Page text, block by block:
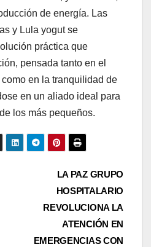
de energía. Las
y Lula yogut se
práctica que
pensada tanto en el
en la tranquilidad de
en un aliado ideal para
los más pequeños.
LA PAZ GRUPO
HOSPITALARIO
REVOLUCIONA LA
ATENCIÓN EN
EMERGENCIAS CON